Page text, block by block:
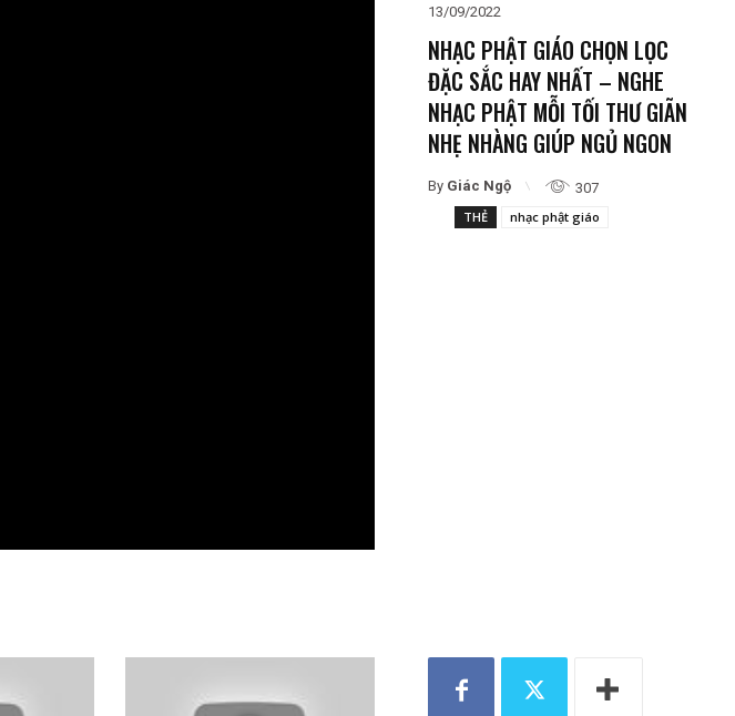
13/09/2022
NHẠC PHẬT GIÁO CHỌN LỌC
ĐẶC SẮC HAY NHẤT – NGHE
NHẠC PHẬT MỖI TỐI THƯ GIÃN
NHẸ NHÀNG GIÚP NGỦ NGON
By Giác Ngộ
307
THẺ
nhạc phật giáo